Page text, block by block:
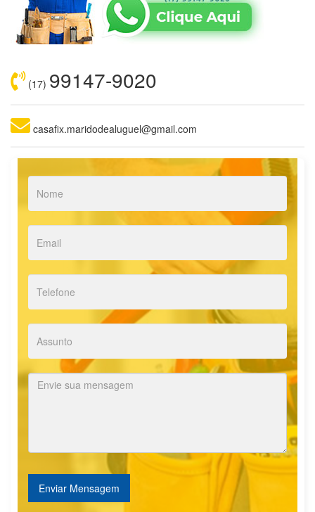
(17) 99147-9020
casafix.maridodealuguel@gmail.com
Enviar Mensagem